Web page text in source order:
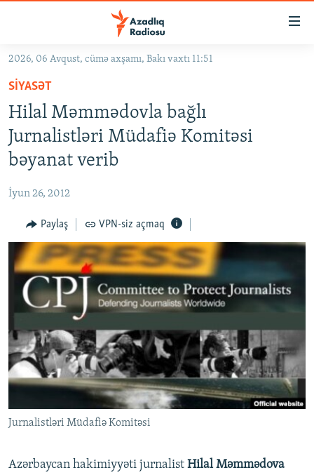
Əsas
qayıt
Əsas
naviqasiyaya
qayıt
Axtarışa
GÜNDƏM
#İZAHLA
KORRUPSIOMETR
QANUNI DOĞRU
ARAŞDIRMA
MULTIMEDIA
VIDEO
FOTOQALEREYA
İNFOQRAFIKA
KARIKATURA
RADIO ARXIV
OXU ZALI
AZƏRBAYCAN ƏDƏBIYYATI KITABXANASI
İSLAM VƏ DEMOKRATIYA
İZ - MƏDƏNIYYƏT PROQRAMI
HAQQIMIZDA
MISSIYAMIZ
PEŞƏ ETIKASI VƏ JURNALISTIKA STANDARTLARIMIZ
MATERIALLARIMIZDAN ISTIFADƏ
AZADLIQRADIOSU MOBIL TELEFONUNUZDA
BIZIMLƏ ƏLAQƏ
BIZI IZLƏ
RFE/RL-in bütün saytları
2026, 06 Avqust, cümə axşamı, Bakı vaxtı 11:51
SIYASƏT
Hilal Məmmədovla bağlı
Jurnalistləri Müdafiə Komitəsi
bəyanat verib
İyun 26, 2012
Paylaş VPN-siz açmaq
Jurnalistləri Müdafiə Komitəsi
Azərbaycan hakimiyyəti jurnalist Hilal Məmmədova